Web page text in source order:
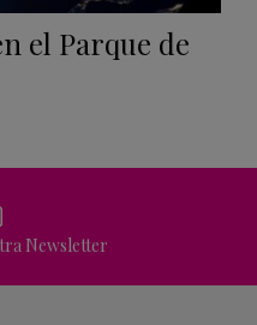
el Parque de
Newsletter